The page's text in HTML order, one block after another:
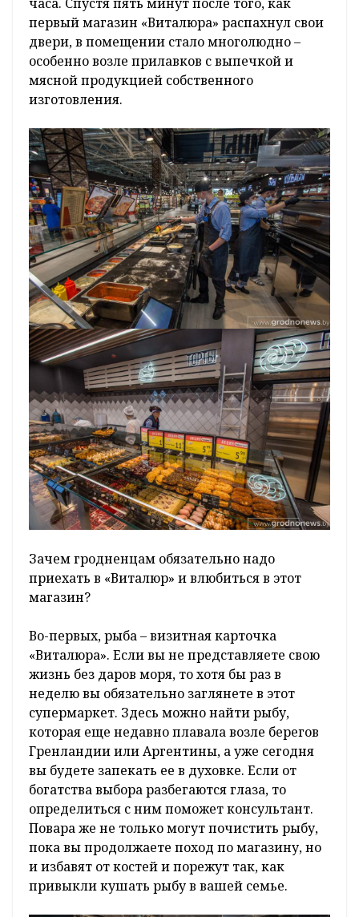
первый магазин «Виталюра» распахнул свои
двери, в помещении стало многолюдно –
особенно возле прилавков с выпечкой и
мясной продукцией собственного
изготовления.
Зачем гродненцам обязательно надо
приехать в «Виталюр» и влюбиться в этот
магазин?
Во-первых, рыба – визитная карточка
«Виталюра». Если вы не представляете свою
жизнь без даров моря, то хотя бы раз в
неделю вы обязательно заглянете в этот
супермаркет. Здесь можно найти рыбу,
которая еще недавно плавала возле берегов
Гренландии или Аргентины, а уже сегодня
вы будете запекать ее в духовке. Если от
богатства выбора разбегаются глаза, то
определиться с ним поможет консультант.
Повара же не только могут почистить рыбу,
пока вы продолжаете поход по магазину, но
и избавят от костей и порежут так, как
привыкли кушать рыбу в вашей семье.